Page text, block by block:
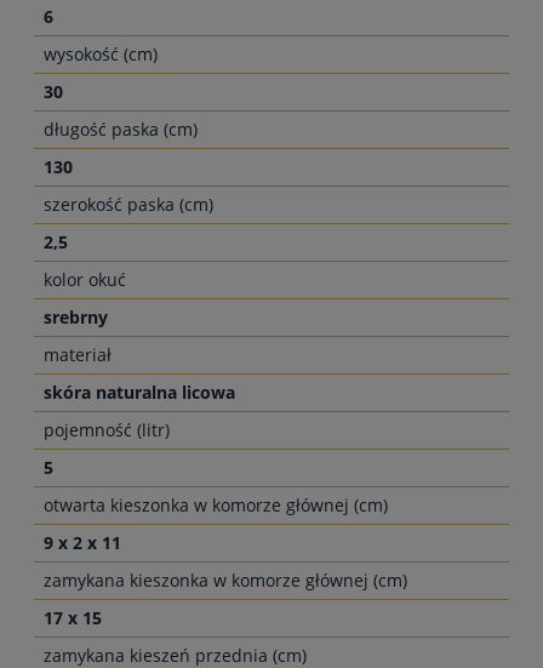
6
wysokość (cm)
30
długość paska (cm)
130
szerokość paska (cm)
2,5
kolor okuć
srebrny
materiał
skóra naturalna licowa
pojemność (litr)
5
otwarta kieszonka w komorze głównej (cm)
9 x 2 x 11
zamykana kieszonka w komorze głównej (cm)
17 x 15
zamykana kieszeń przednia (cm)